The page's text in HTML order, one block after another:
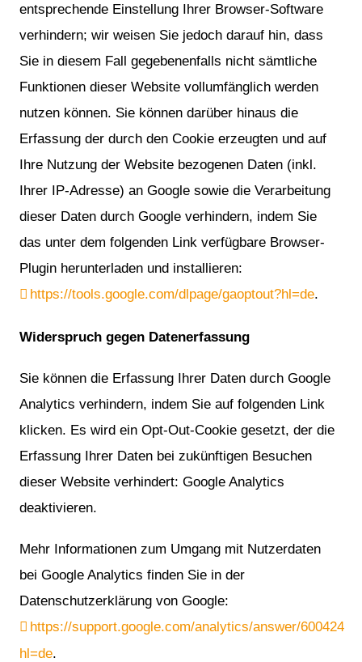
entsprechende Einstellung Ihrer Browser-Software
verhindern; wir weisen Sie jedoch darauf hin, dass
Sie in diesem Fall gegebenenfalls nicht sämtliche
Funktionen dieser Website vollumfänglich werden
nutzen können. Sie können darüber hinaus die
Erfassung der durch den Cookie erzeugten und auf
Ihre Nutzung der Website bezogenen Daten (inkl.
Ihrer IP-Adresse) an Google sowie die Verarbeitung
dieser Daten durch Google verhindern, indem Sie
das unter dem folgenden Link verfügbare Browser-
Plugin herunterladen und installieren:
https://tools.google.com/dlpage/gaoptout?hl=de.
Widerspruch gegen Datenerfassung
Sie können die Erfassung Ihrer Daten durch Google
Analytics verhindern, indem Sie auf folgenden Link
klicken. Es wird ein Opt-Out-Cookie gesetzt, der die
Erfassung Ihrer Daten bei zukünftigen Besuchen
dieser Website verhindert: Google Analytics
deaktivieren.
Mehr Informationen zum Umgang mit Nutzerdaten
bei Google Analytics finden Sie in der
Datenschutzerklärung von Google:
https://support.google.com/analytics/answer/6004245?
hl=de.